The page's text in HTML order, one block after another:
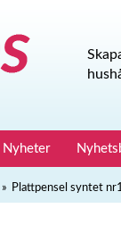
Nyheter
» Plattpensel syntet